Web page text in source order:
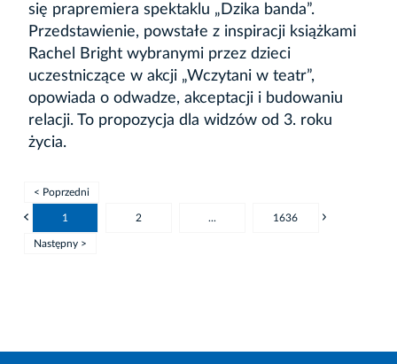
się prapremiera spektaklu „Dzika banda”.
Przedstawienie, powstałe z inspiracji książkami
Rachel Bright wybranymi przez dzieci
uczestniczące w akcji „Wczytani w teatr”,
opowiada o odwadze, akceptacji i budowaniu
relacji. To propozycja dla widzów od 3. roku
życia.
< Poprzedni
1 2 ... 1636
Następny >